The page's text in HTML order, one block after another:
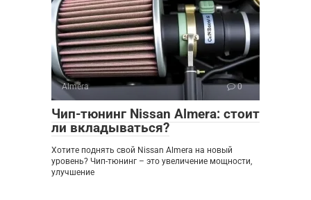
Almera 0
Чип-тюнинг Nissan Almera: стоит
ли вкладываться?
Хотите поднять свой Nissan Almera на новый
уровень? Чип-тюнинг – это увеличение мощности,
улучшение